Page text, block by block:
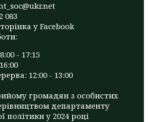
083
у Facebook
- 17:15
12:00 - 13:00
громадян з особистих
департаменту
політики у 2024 році